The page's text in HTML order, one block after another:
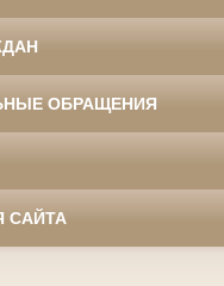
ОБРАЩЕНИЯ
САЙТА